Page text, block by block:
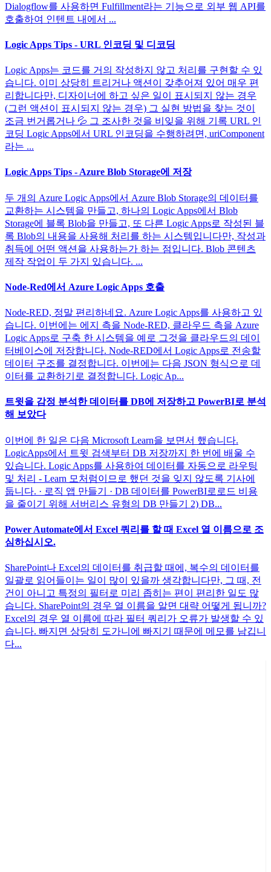
Dialogflow를 사용하면 Fulfillment라는 기능으로 외부 웹 API를
호출하여 인텐트 내에서 ...
Logic Apps Tips - URL 인코딩 및 디코딩
Logic Apps는 코드를 거의 작성하지 않고 처리를 구현할 수 있
습니다. 이미 상당히 트리거나 액션이 갖추어져 있어 매우 편
리합니다만, 디자이너에 하고 싶은 일이 표시되지 않는 경우
(그런 액션이 표시되지 않는 경우) 그 실현 방법을 찾는 것이
조금 번거롭거나 💦 그 조사한 것을 비잊을 위해 기록 URL 인
코딩 Logic Apps에서 URL 인코딩을 수행하려면, uriComponent
라는 ...
Logic Apps Tips - Azure Blob Storage에 저장
두 개의 Azure Logic Apps에서 Azure Blob Storage의 데이터를
교환하는 시스템을 만들고, 하나의 Logic Apps에서 Blob
Storage에 블록 Blob을 만들고, 또 다른 Logic Apps로 작성된 블
록 Blob의 내용을 사용해 처리를 하는 시스템입니다만, 작성과
취득에 어떤 액션을 사용하는가 하는 점입니다. Blob 콘텐츠
제작 작업이 두 가지 있습니다. ...
Node-Red에서 Azure Logic Apps 호출
Node-RED, 정말 편리하네요. Azure Logic Apps를 사용하고 있
습니다. 이번에는 에지 측을 Node-RED, 클라우드 측을 Azure
Logic Apps로 구축 한 시스템을 예로 그것을 클라우드의 데이
터베이스에 저장합니다. Node-RED에서 Logic Apps로 전송할
데이터 구조를 결정합니다. 이번에는 다음 JSON 형식으로 데
이터를 교환하기로 결정합니다. Logic Ap...
트윗을 감정 분석한 데이터를 DB에 저장하고 PowerBI로 분석
해 보았다
이번에 한 일은 다음 Microsoft Learn을 보면서 했습니다.
LogicApps에서 트윗 검색부터 DB 저장까지 한 번에 배울 수
있습니다. Logic Apps를 사용하여 데이터를 자동으로 라우팅
및 처리 - Learn 모처럼이므로 했던 것을 잊지 않도록 기사에
둡니다. · 로직 앱 만들기 · DB 데이터를 PowerBI로로드 비용
을 줄이기 위해 서버리스 유형의 DB 만들기 2) DB...
Power Automate에서 Excel 쿼리를 할 때 Excel 열 이름으로 조
심하십시오.
SharePoint나 Excel의 데이터를 취급할 때에, 복수의 데이터를
일괄로 읽어들이는 일이 많이 있을까 생각합니다만, 그 때, 전
건이 아니고 특정의 필터로 미리 좁히는 편이 편리한 일도 많
습니다. SharePoint의 경우 열 이름을 알면 대략 어떻게 됩니까?
Excel의 경우 열 이름에 따라 필터 쿼리가 오류가 발생할 수 있
습니다. 빠지면 상당히 도가니에 빠지기 때문에 메모를 남깁니
다...